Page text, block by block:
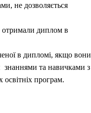
не дозволяється
отримали диплом в
в дипломі, якщо вони
знаннями та навичками з
освітніх програм.